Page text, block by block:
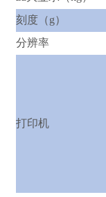
刻度（g）
分辨率
打印机